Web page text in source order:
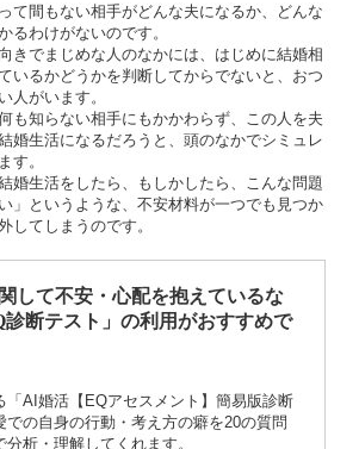
て間もない相手がどんな夫になるか、どんな
るわけがないのです。
きでまじめな人のなかには、はじめに結婚相
いるかどうかを判断してからでないと、おつ
人がいます。
も知らない相手にもかかわらず、この人を夫
婚生活になるだろうと、頭のなかでシミュレ
す。
婚生活をしたら、もしかしたら、こんな問題
」というような、不安材料が一つでも見つか
してしまうのです。
して不安・心配を抱えているな
診断テスト」の利用がおすすめで
「AI婚活【EQアセスメント】簡易版診断
での自身の行動・考え方の癖を20の質問
析・理解してくれます。